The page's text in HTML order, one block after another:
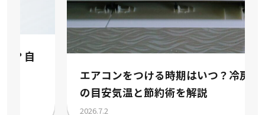
エアコンをつける時期はいつ？冷房暖房
の目安気温と節約術を解説
2026.7.2